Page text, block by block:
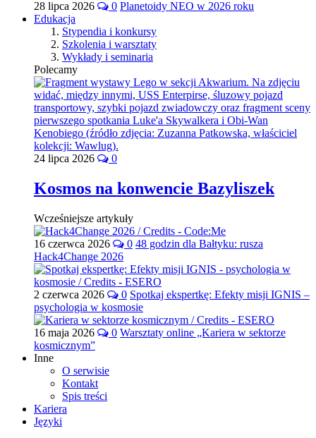
28 lipca 2026 0 Planetoidy NEO w 2026 roku
Edukacja
Stypendia i konkursy
Szkolenia i warsztaty
Wykłady i seminaria
Polecamy
24 lipca 2026 0
Kosmos na konwencie Bazyliszek
Wcześniejsze artykuły
16 czerwca 2026 0 48 godzin dla Bałtyku: rusza
Hack4Change 2026
2 czerwca 2026 0 Spotkaj ekspertkę: Efekty misji IGNIS –
psychologia w kosmosie
16 maja 2026 0 Warsztaty online „Kariera w sektorze
kosmicznym”
Inne
O serwisie
Kontakt
Spis treści
Kariera
Języki